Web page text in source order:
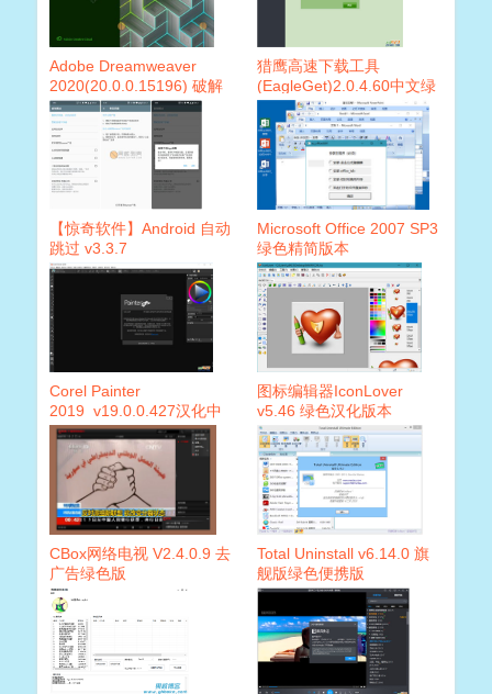
Adobe Dreamweaver
2020(20.0.0.15196) 破解
版
猎鹰高速下载工具
(EagleGet)2.0.4.60中文绿
色便携版
【惊奇软件】Android 自动
跳过 v3.3.7
Microsoft Office 2007 SP3
绿色精简版本
Corel Painter
2019_v19.0.0.427汉化中
文注册版
图标编辑器IconLover
v5.46 绿色汉化版本
CBox网络电视 V2.4.0.9 去
广告绿色版
Total Uninstall v6.14.0 旗
舰版绿色便携版